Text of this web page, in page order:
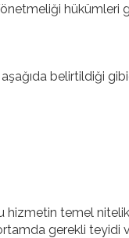
hükümleri
belirtildiği
hizmetin temel
gerekli teyidi